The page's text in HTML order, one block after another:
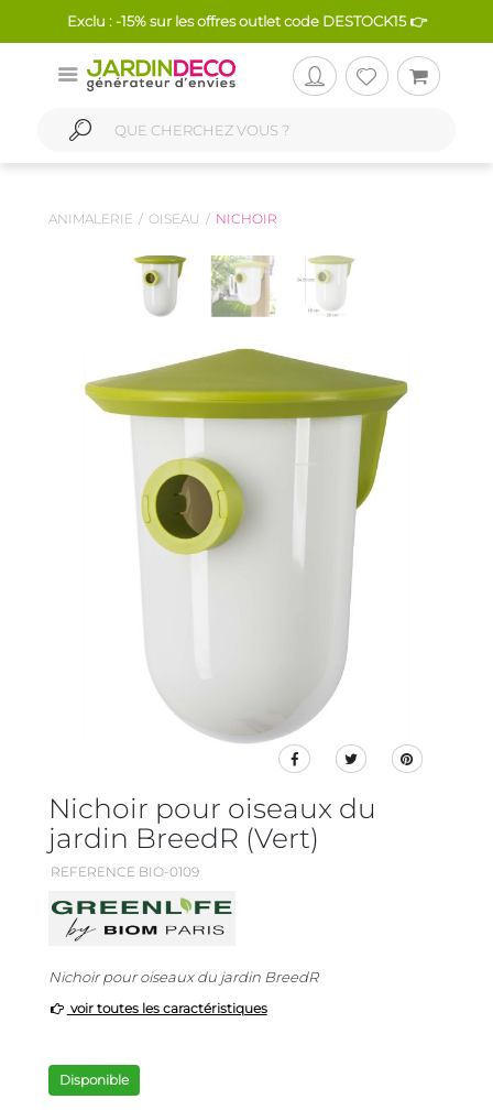
Exclu : -15% sur les offres outlet code DESTOCK15 👉
ANIMALERIE OISEAU NICHOIR
Nichoir pour oiseaux du
jardin BreedR (Vert)
REFERENCE BIO-0109
Nichoir pour oiseaux du jardin BreedR
voir toutes les caractéristiques
Disponible